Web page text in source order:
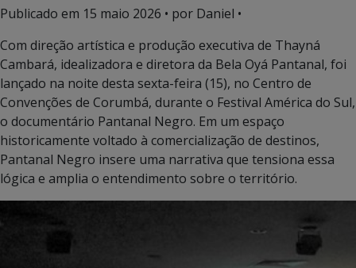
Publicado em 15 maio 2026 • por Daniel •
Com direção artística e produção executiva de Thayná
Cambará, idealizadora e diretora da Bela Oyá Pantanal, foi
lançado na noite desta sexta-feira (15), no Centro de
Convenções de Corumbá, durante o Festival América do Sul,
o documentário Pantanal Negro. Em um espaço
historicamente voltado à comercialização de destinos,
Pantanal Negro insere uma narrativa que tensiona essa
lógica e amplia o entendimento sobre o território.